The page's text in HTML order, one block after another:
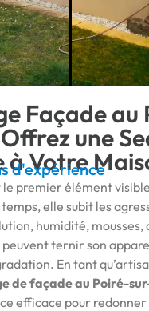
Façade au
une
à Votre
d'expérience
premier élément
elle subit les
humidité, mousses,
peuvent ternir son
En tant
de façade au Poiré-
efficace pour